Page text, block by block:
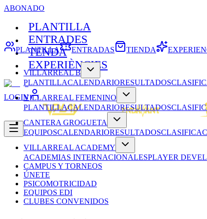
ABONADO
PLANTILLA
ENTRADES
TENDA
EXPERIÈNCIES
LOGIN
PLANTILLA ENTRADAS TIENDA
VILLARREAL B
PLANTILLACALENDARIORESULTADOS
VILLARREAL FEMENINO
PLANTILLACALENDARIORESULTADOS
CANTERA GROGUETA
EQUIPOSCALENDARIORESULTADOS
VILLARREAL ACADEMY
ACADEMIAS INTERNACIONALESPLAYER
CAMPUS Y TORNEOS
ÚNETE
PSICOMOTRICIDAD
EQUIPOS EDI
CLUBES CONVENIDOS